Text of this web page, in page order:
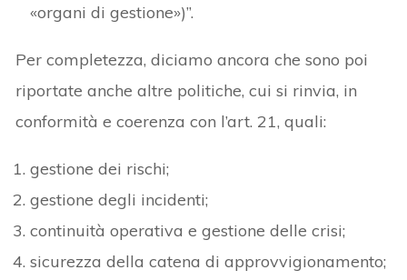
«organi di gestione»)”.
Per completezza, diciamo ancora che sono poi
riportate anche altre politiche, cui si rinvia, in
conformità e coerenza con l’art. 21, quali:
gestione dei rischi;
gestione degli incidenti;
continuità operativa e gestione delle crisi;
sicurezza della catena di approvvigionamento;